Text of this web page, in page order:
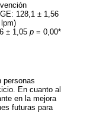
128,1 ± 1,56
± 1,05 p = 0,00*
personas
En cuanto al
en la mejora
futuras para